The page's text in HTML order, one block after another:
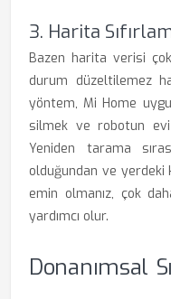
3. Harita
Bazen harita verisi
durum düzeltilemez
yöntem, Mi Home
silmek ve robotun evi
Yeniden tarama
olduğundan ve yerdeki
emin olmanız, çok
yardımcı olur.
Donanımsal